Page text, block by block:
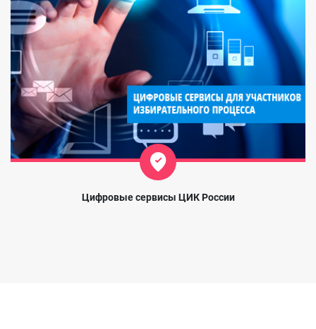
Цифровые сервисы ЦИК России